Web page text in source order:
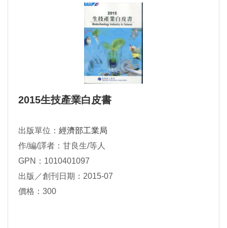
2015生技產業白皮書
出版單位： 經濟部工業局
作/編/譯者：甘良生/等人
GPN：1010401097
出版／創刊日期：2015-07
價格：300